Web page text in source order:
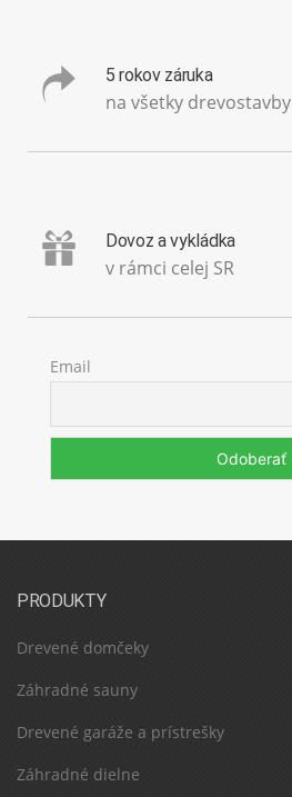
5 rokov záruka
na všetky drevostavby
Dovoz a vykládka
v rámci celej SR
Email
PRODUKTY
Drevené domčeky
Záhradné sauny
Drevené garáže a prístrešky
Záhradné dielne